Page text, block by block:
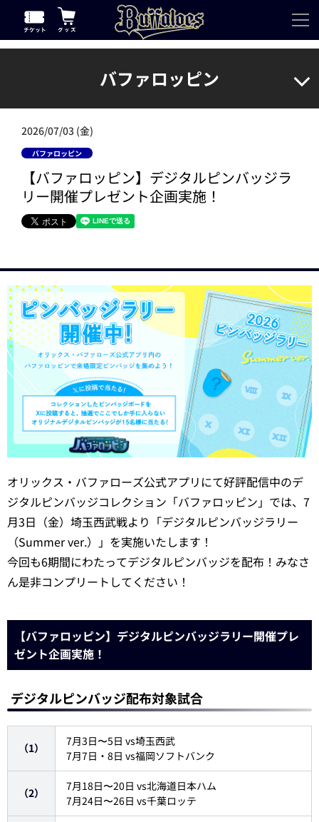
バファロッピン
2026/07/03 (金)
バファロッピン
【バファロッピン】デジタルピンバッジラ
リー開催プレゼント企画実施！
オリックス・バファローズ公式アプリにて好評配信中のデ
ジタルピンバッジコレクション「バファロッピン」では、7
月3日（金）埼玉西武戦より「デジタルピンバッジラリー
（Summer ver.）」を実施いたします！
今回も6期間にわたってデジタルピンバッジを配布！みなさ
ん是非コンプリートしてください！
【バファロッピン】デジタルピンバッジラリー開催プレ
ゼント企画実施！
デジタルピンバッジ配布対象試合
（1）
7月3日〜5日 vs埼玉西武
7月7日・8日 vs福岡ソフトバンク
（2）
7月18日〜20日 vs北海道日本ハム
7月24日〜26日 vs千葉ロッテ